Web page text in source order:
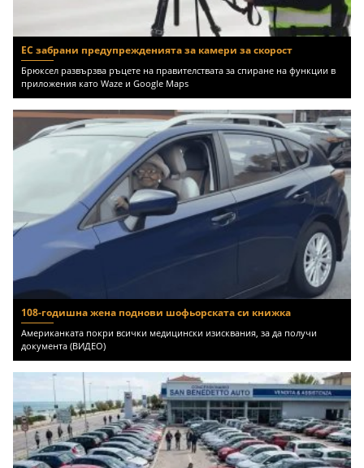
ЕС забрани предупрежденията за камери за скорост
Брюксел развързва ръцете на правителствата за спиране на функции в
приложения като Waze и Google Maps
108-годишна жена поднови шофьорската си книжка
Американката покри всички медицински изисквания, за да получи
документа (ВИДЕО)